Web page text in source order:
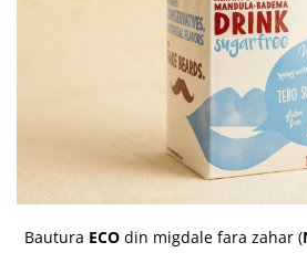
CIOCOLATĂ ȘI CACAO
PRODUSE ECO / ORGANICE
PRODUSE ROMÂNEȘTI
COSMETICE
Bautura ECO din migdale fara zahar (